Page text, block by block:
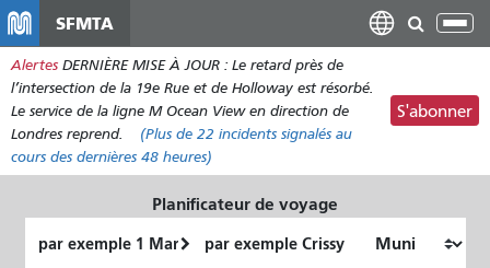
contenu
principal
SFMTA
Alertes DERNIÈRE MISE À JOUR : Le retard près de
l’intersection de la 19e Rue et de Holloway est résorbé.
Le service de la ligne M Ocean View en direction de
Londres reprend.
(Plus de 22 incidents signalés au
cours des dernières 48 heures)
S'abonner
Planificateur de voyage
de
final